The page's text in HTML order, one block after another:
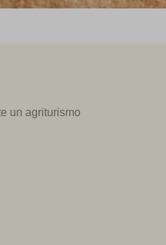
un agriturismo